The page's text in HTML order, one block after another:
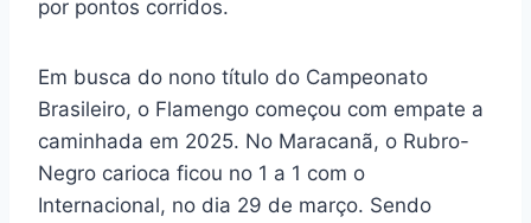
por pontos corridos.
Em busca do nono título do Campeonato
Brasileiro, o Flamengo começou com empate a
caminhada em 2025. No Maracanã, o Rubro-
Negro carioca ficou no 1 a 1 com o
Internacional, no dia 29 de março. Sendo